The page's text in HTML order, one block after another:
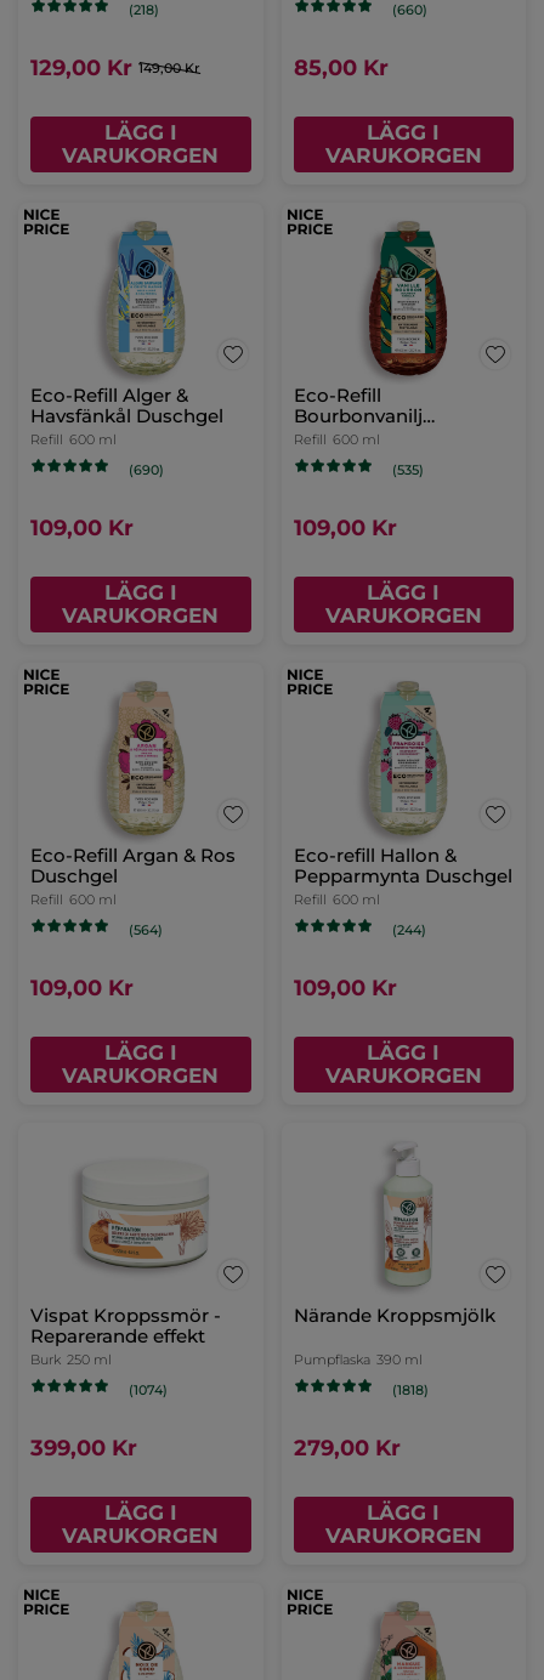
(218)
129,00 Kr 149,00 Kr
LÄGG I
VARUKORGEN
(660)
85,00 Kr
LÄGG I
VARUKORGEN
Eco-Refill Alger &
Havsfänkål Duschgel
Refill 600 ml
(690)
109,00 Kr
LÄGG I
VARUKORGEN
Eco-Refill
Bourbonvanilj
Duschgel
Refill 600 ml
(535)
109,00 Kr
LÄGG I
VARUKORGEN
Eco-Refill Argan & Ros
Duschgel
Refill 600 ml
(564)
109,00 Kr
LÄGG I
VARUKORGEN
Eco-refill Hallon &
Pepparmynta Duschgel
Refill 600 ml
(244)
109,00 Kr
LÄGG I
VARUKORGEN
Vispat Kroppssmör -
Reparerande effekt
Burk 250 ml
(1074)
399,00 Kr
LÄGG I
VARUKORGEN
Närande Kroppsmjölk
Pumpflaska 390 ml
(1818)
279,00 Kr
LÄGG I
VARUKORGEN